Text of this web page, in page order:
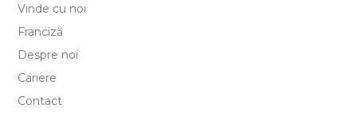
Vinde cu noi
Franciză
Despre noi
Cariere
Contact